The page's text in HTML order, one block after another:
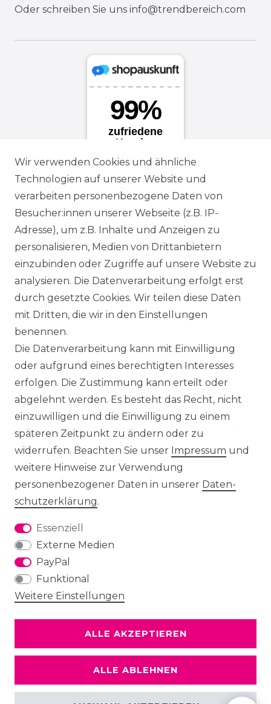
Oder schreiben Sie uns info@trendbereich.com
Wir verwenden Cookies und ähnliche
Technologien auf unserer Website und
verarbeiten personenbezogene Daten von
Besucher:innen unserer Webseite (z.B. IP-
Adresse), um z.B. Inhalte und Anzeigen zu
personalisieren, Medien von Drittanbietern
einzubinden oder Zugriffe auf unsere Website zu
analysieren. Die Datenverarbeitung erfolgt erst
durch gesetzte Cookies. Wir teilen diese Daten
mit Dritten, die wir in den Einstellungen
benennen.
Die Datenverarbeitung kann mit Einwilligung
oder aufgrund eines berechtigten Interesses
erfolgen. Die Zustimmung kann erteilt oder
abgelehnt werden. Es besteht das Recht, nicht
einzuwilligen und die Einwilligung zu einem
späteren Zeitpunkt zu ändern oder zu
widerrufen. Beachten Sie unser Impressum und
weitere Hinweise zur Verwendung
personenbezogener Daten in unserer Daten­
schutz­erklärung.
Essenziell
Externe Medien
PayPal
Funktional
Weitere Einstellungen
ALLE AKZEPTIEREN
ALLE ABLEHNEN